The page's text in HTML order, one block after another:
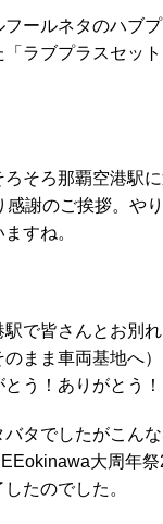
ールネタのハブ
ラブプラスセッ
ろそろ那覇空港駅
感謝のご挨拶。や
すね。
駅で皆さんとお別
まま車両基地へ）
とう！ありがとう！
バタでしたがこん
大周年
たのでした。